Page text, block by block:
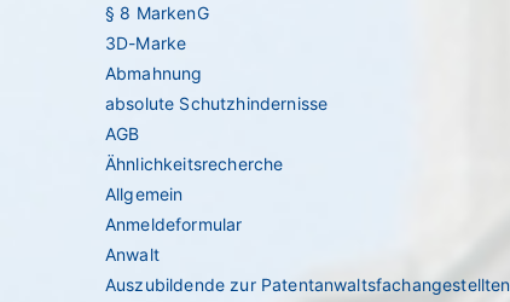
§ 8 MarkenG
3D-Marke
Abmahnung
absolute Schutzhindernisse
AGB
Ähnlichkeitsrecherche
Allgemein
Anmeldeformular
Anwalt
Auszubildende zur Patentanwaltsfachangestellten